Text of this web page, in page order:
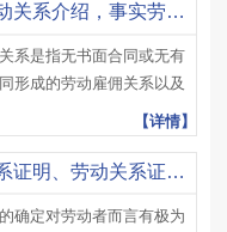
事实劳动关系介绍，事实劳动关系认定条件及事实劳动关系存在情况
系是指无书面合同或无有
形成的劳动雇佣关系以及
【详情】
劳动关系证明、劳动关系证明依据及收集方法
确定对劳动者而言有极为